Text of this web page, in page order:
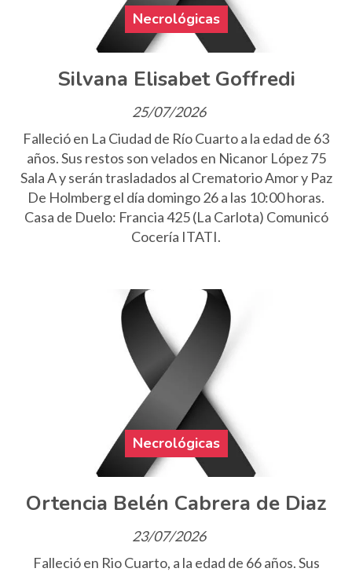
Silvana Elisabet Goffredi
Necrológicas
25/07/2026
Falleció en La Ciudad de Río Cuarto a la edad de 63
años. Sus restos son velados en Nicanor López 75
Sala A y serán trasladados al Crematorio Amor y Paz
De Holmberg el día domingo 26 a las 10:00 horas.
Casa de Duelo: Francia 425 (La Carlota) Comunicó
Cocería ITATI.
Ortencia Belén Cabrera de Diaz
Necrológicas
23/07/2026
Falleció en Rio Cuarto, a la edad de 66 años. Sus